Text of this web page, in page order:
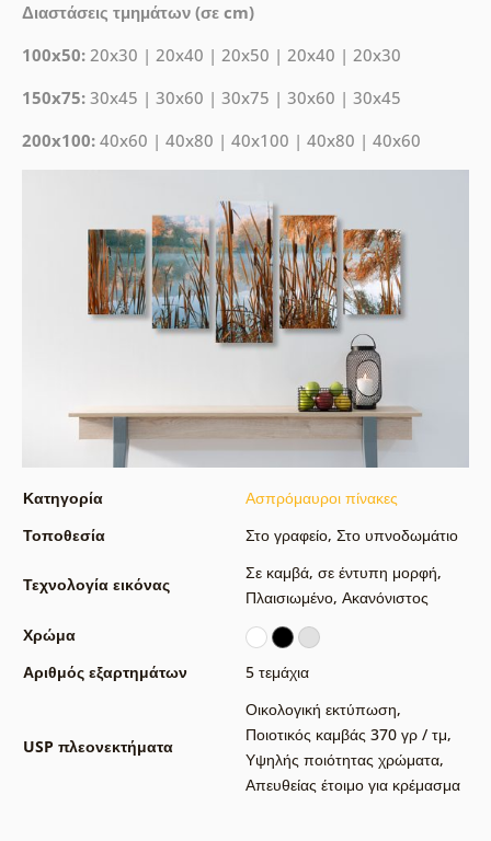
Διαστάσεις τμημάτων (σε cm)
100x50:20x30 | 20x40 | 20x50 | 20x40 | 20x30
150x75:30x45 | 30x60 | 30x75 | 30x60 | 30x45
200x100:40x60 | 40x80 | 40x100 | 40x80 | 40x60
Κατηγορία
Ασπρόμαυροι πίνακες
Τοποθεσία
Στο γραφείο, Στο υπνοδωμάτιο
Τεχνολογία εικόνας
Σε καμβά, σε έντυπη μορφή,
Πλαισιωμένο, Ακανόνιστος
Χρώμα
Αριθμός εξαρτημάτων
5 τεμάχια
USP πλεονεκτήματα
Οικολογική εκτύπωση,
Ποιοτικός καμβάς 370 γρ / τμ,
Υψηλής ποιότητας χρώματα,
Απευθείας έτοιμο για κρέμασμα